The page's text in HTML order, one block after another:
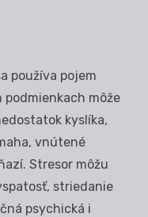
používa pojem
môže
kyslíka,
vnútené
Stresor môžu
striedanie
psychická i